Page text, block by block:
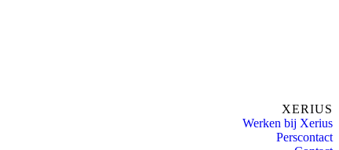
XERIUS
Werken bij Xerius
Perscontact